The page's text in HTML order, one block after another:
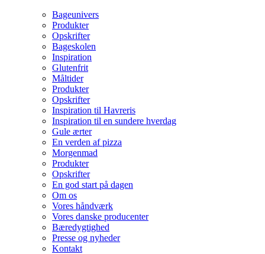
Bageunivers
Produkter
Opskrifter
Bageskolen
Inspiration
Glutenfrit
Måltider
Produkter
Opskrifter
Inspiration til Havreris
Inspiration til en sundere hverdag
Gule ærter
En verden af pizza
Morgenmad
Produkter
Opskrifter
En god start på dagen
Om os
Vores håndværk
Vores danske producenter
Bæredygtighed
Presse og nyheder
Kontakt